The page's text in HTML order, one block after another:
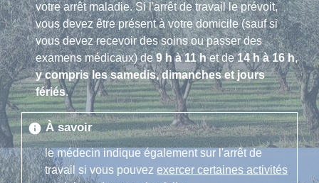
votre arrêt maladie. Si l'arrêt de travail le prévoit,
vous devez être présent à votre domicile (sauf si
vous devez recevoir des soins ou passer des
examens médicaux) de9 h à 11 het de14 h à 16 h,
y compris les samedis, dimanches et jours
fériés.
infoÀ savoir
le médecin indique également sur l'arrêt de
travail si vous pouvez exercer certaines activités